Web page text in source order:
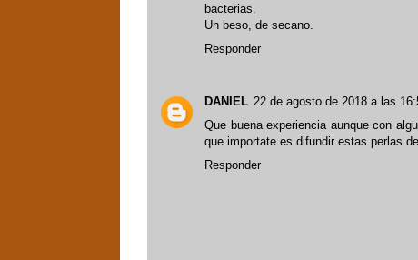
bacterias.
Un beso, de secano.
Responder
DANIEL 22 de agosto de 2018 a las
Que buena experiencia aunque con
que importate es difundir estas perlas
Responder